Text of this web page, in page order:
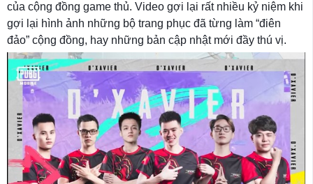
của cộng đồng game thủ. Video gợi lại rất nhiều kỷ niệm khi
gợi lại hình ảnh những bộ trang phục đã từng làm “điên
đảo” cộng đồng, hay những bản cập nhật mới đầy thú vị.